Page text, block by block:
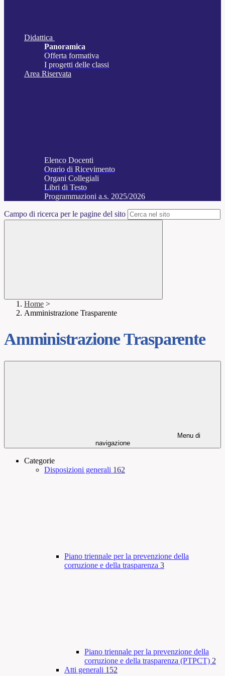
Didattica
Panoramica
Offerta formativa
I progetti delle classi
Area Riservata
Elenco Docenti
Orario di Ricevimento
Organi Collegiali
Libri di Testo
Programmazioni a.s. 2025/2026
Campo di ricerca per le pagine del sito
Home >
Amministrazione Trasparente
Amministrazione Trasparente
Menu di
navigazione
Categorie
Disposizioni generali 162
Piano triennale per la prevenzione della
corruzione e della trasparenza 3
Piano triennale per la prevenzione della
corruzione e della trasparenza (PTPCT) 2
Atti generali 152